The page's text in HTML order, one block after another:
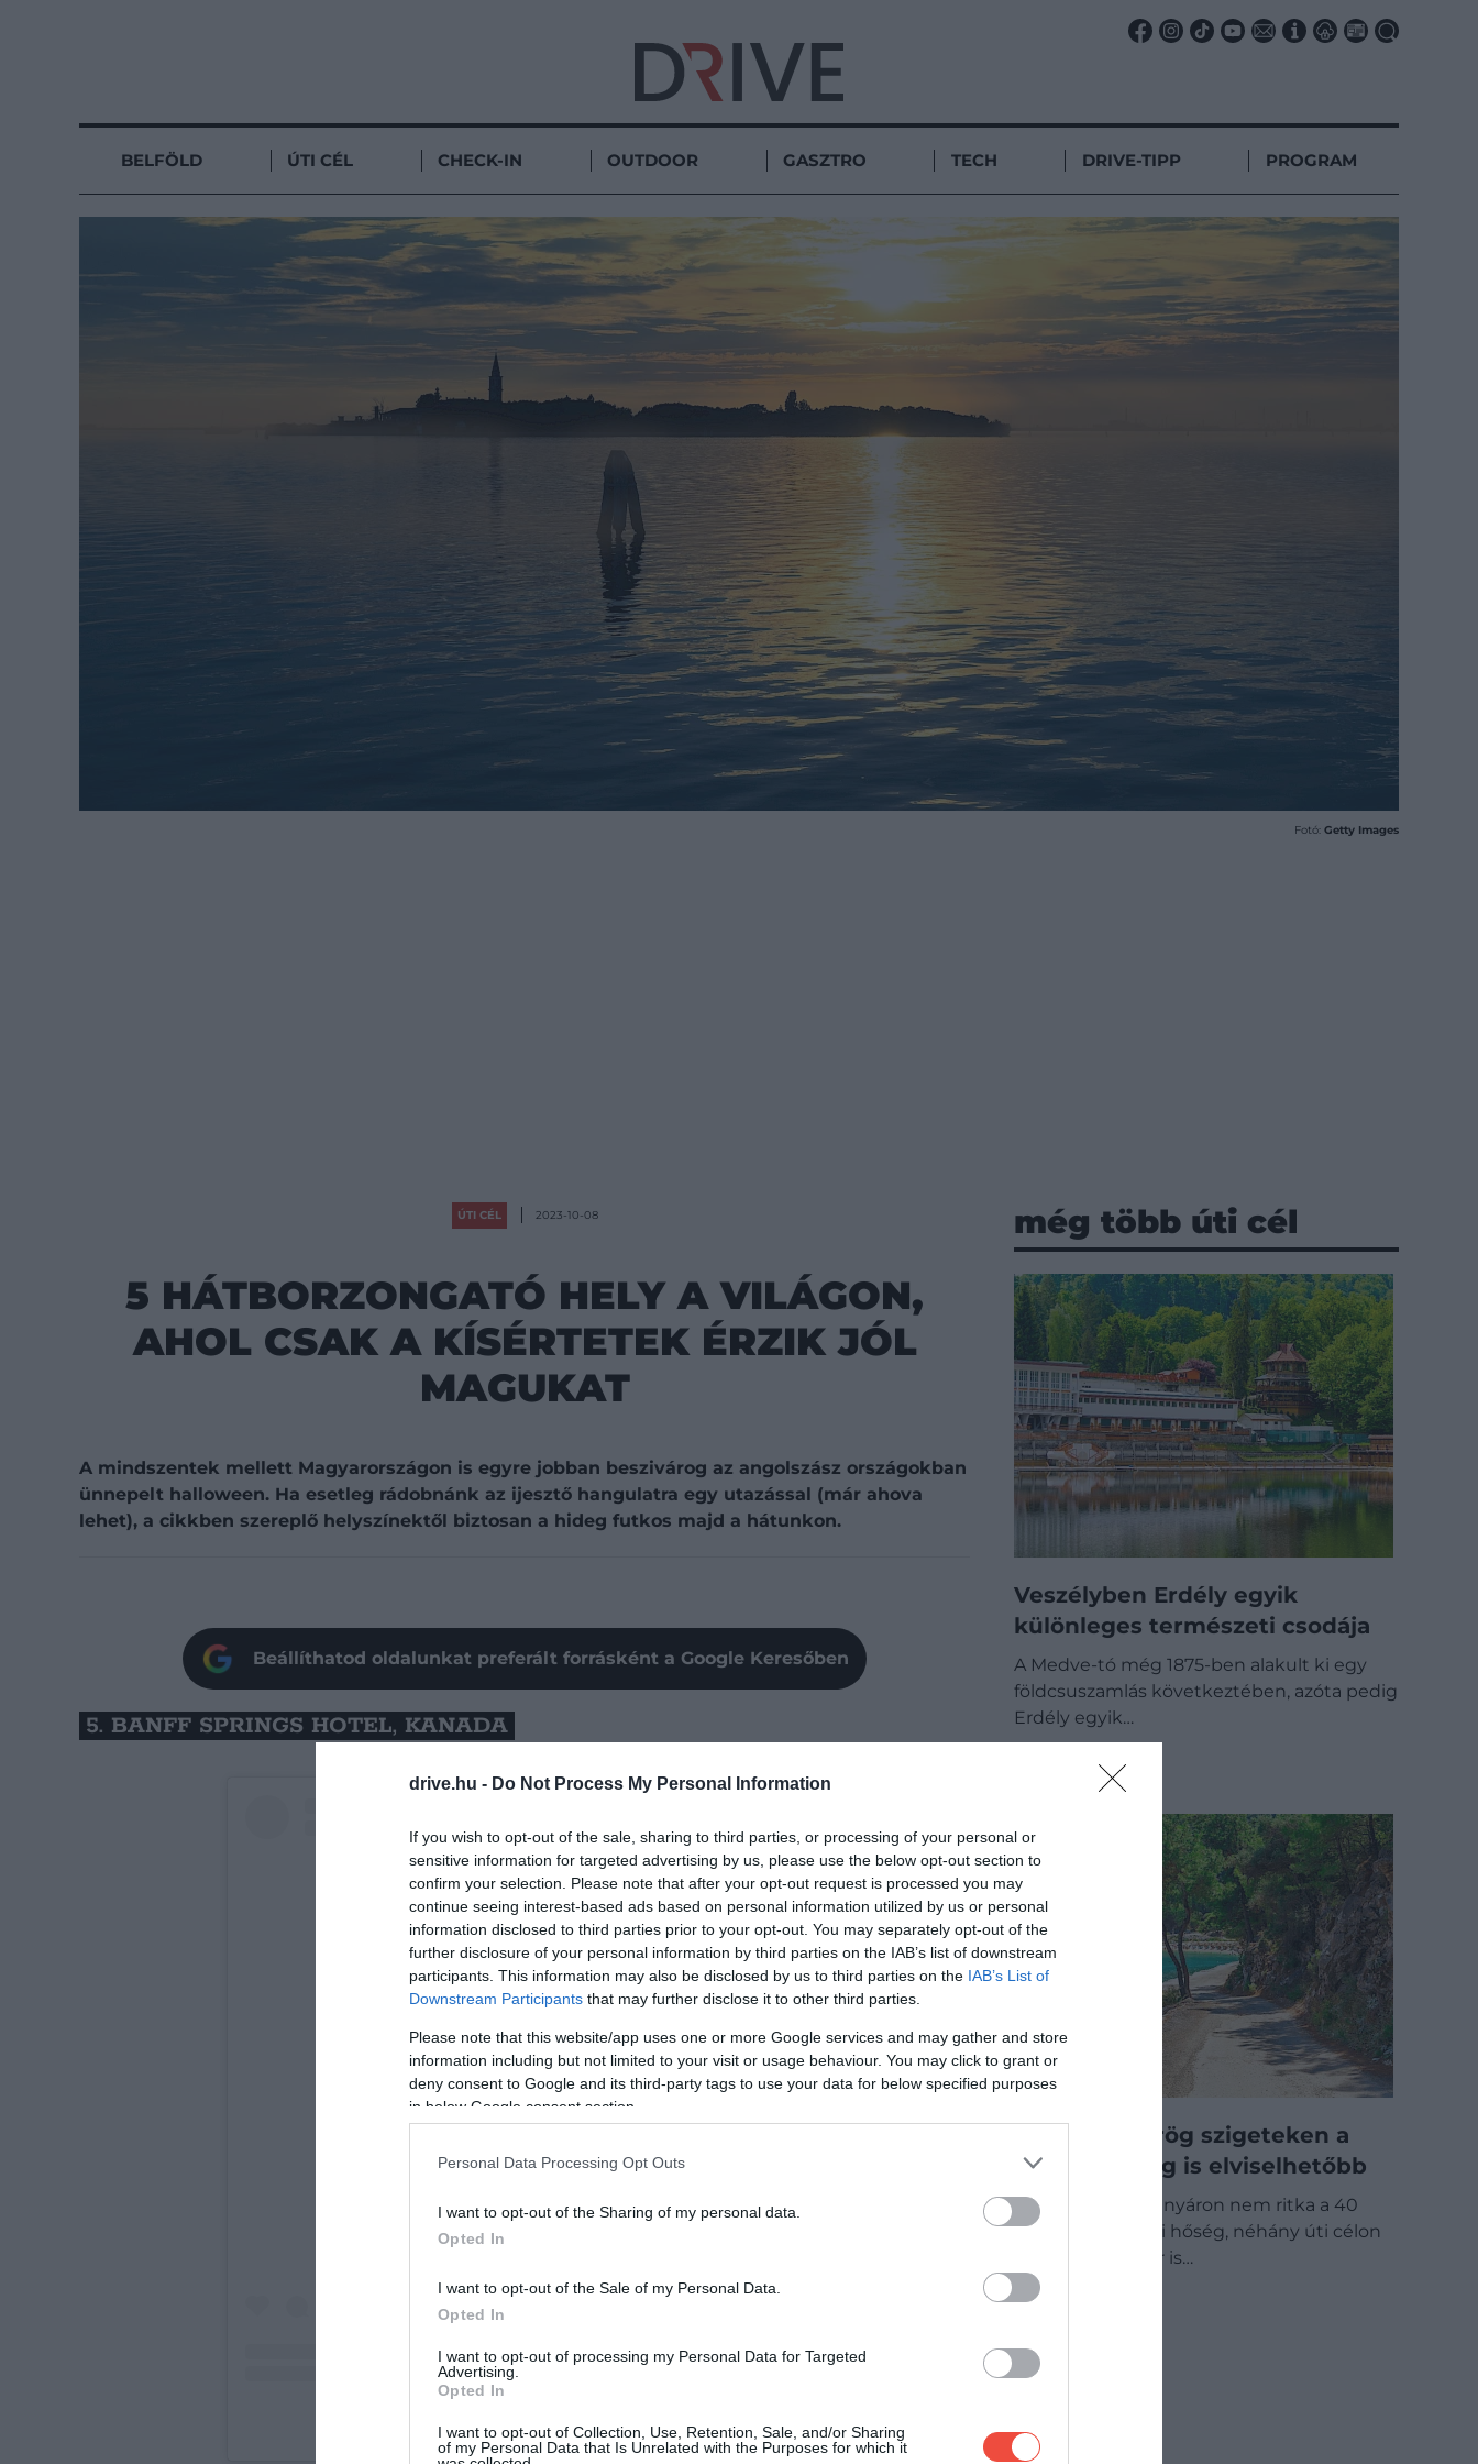
drive.hu - Do Not Process My Personal Information
If you wish to opt-out of the sale, sharing to third parties, or processing of your personal or
sensitive information for targeted advertising by us, please use the below opt-out section to
confirm your selection. Please note that after your opt-out request is processed you may
continue seeing interest-based ads based on personal information utilized by us or personal
information disclosed to third parties prior to your opt-out. You may separately opt-out of the
further disclosure of your personal information by third parties on the IAB’s list of downstream
participants. This information may also be disclosed by us to third parties on the IAB’s List of
Downstream Participants that may further disclose it to other third parties.
Please note that this website/app uses one or more Google services and may gather and store
information including but not limited to your visit or usage behaviour. You may click to grant or
deny consent to Google and its third-party tags to use your data for below specified purposes
in below Google consent section.
Personal Data Processing Opt Outs
I want to opt-out of the Sharing of my personal data.
Opted In
I want to opt-out of the Sale of my Personal Data.
Opted In
I want to opt-out of processing my Personal Data for Targeted
Advertising.
Opted In
I want to opt-out of Collection, Use, Retention, Sale, and/or Sharing
of my Personal Data that Is Unrelated with the Purposes for which it
BELFÖLD ÚTI CÉL CHECK-IN OUTDOOR GASZTRO TECH DRIVE-TIPP PROGRAM
Fotó: Getty Images
ÚTI CÉL 2023-10-08
5 HÁTBORZONGATÓ HELY A VILÁGON,
AHOL CSAK A KÍSÉRTETEK ÉRZIK JÓL
MAGUKAT
A mindszentek mellett Magyarországon is egyre jobban beszivárog az angolszász országokban
ünnepelt halloween. Ha esetleg rádobnánk az ijesztő hangulatra egy utazással (már ahova
lehet), a cikkben szereplő helyszínektől biztosan a hideg futkos majd a hátunkon.
Beállíthatod oldalunkat preferált forrásként a Google Keresőben
5. BANFF SPRINGS HOTEL, KANADA
A post shared by Fairmont Banff Springs (@fairmontbanff)
még több úti cél
Veszélyben Erdély egyik
különleges természeti csodája
A Medve-tó még 1875-ben alakult ki egy
földcsuszamlás következtében, azóta pedig
Erdély egyik…
Ezeken a görög szigeteken a
nyári forróság is elviselhetőbb
Görögországban nyáron nem ritka a 40
Celsius-fok közeli hőség, néhány úti célon
azonban ilyenkor is…
ÚTI CÉL